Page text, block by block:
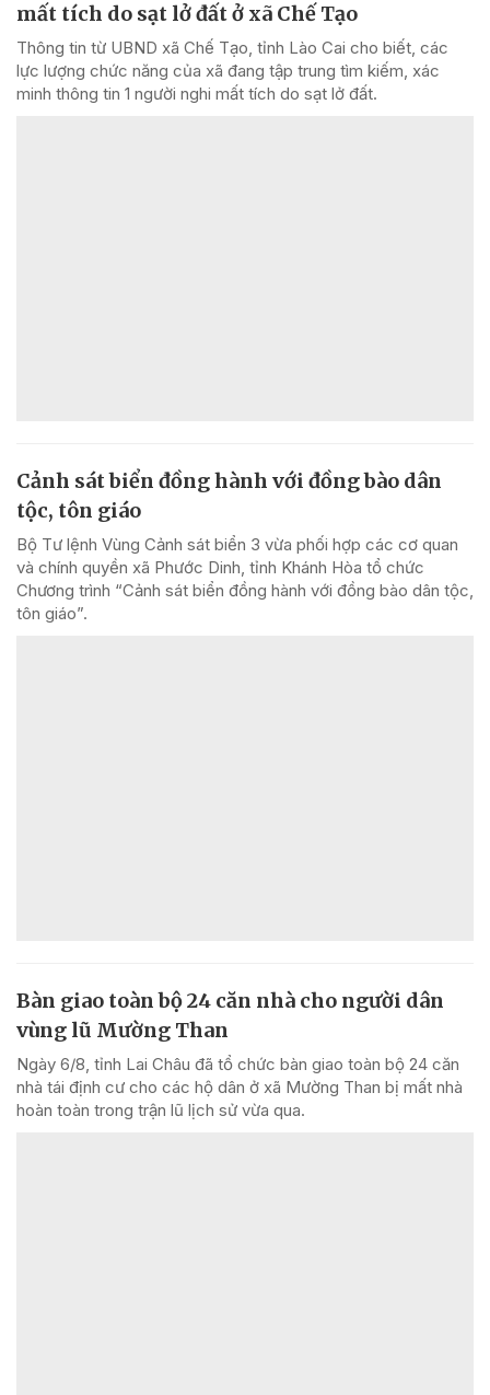
mất tích do sạt lở đất ở xã Chế Tạo
Thông tin từ UBND xã Chế Tạo, tỉnh Lào Cai cho biết, các
lực lượng chức năng của xã đang tập trung tìm kiếm, xác
minh thông tin 1 người nghi mất tích do sạt lở đất.
Cảnh sát biển đồng hành với đồng bào dân
tộc, tôn giáo
Bộ Tư lệnh Vùng Cảnh sát biển 3 vừa phối hợp các cơ quan
và chính quyền xã Phước Dinh, tỉnh Khánh Hòa tổ chức
Chương trình “Cảnh sát biển đồng hành với đồng bào dân tộc,
tôn giáo”.
Bàn giao toàn bộ 24 căn nhà cho người dân
vùng lũ Mường Than
Ngày 6/8, tỉnh Lai Châu đã tổ chức bàn giao toàn bộ 24 căn
nhà tái định cư cho các hộ dân ở xã Mường Than bị mất nhà
hoàn toàn trong trận lũ lịch sử vừa qua.